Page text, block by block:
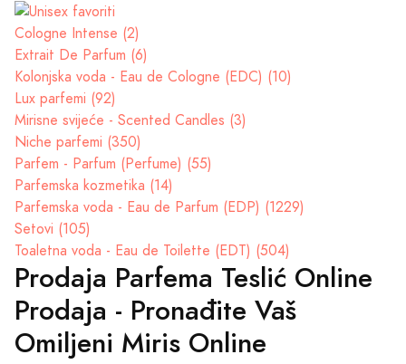
Cologne Intense (2)
Extrait De Parfum (6)
Kolonjska voda - Eau de Cologne (EDC) (10)
Lux parfemi (92)
Mirisne svijeće - Scented Candles (3)
Niche parfemi (350)
Parfem - Parfum (Perfume) (55)
Parfemska kozmetika (14)
Parfemska voda - Eau de Parfum (EDP) (1229)
Setovi (105)
Toaletna voda - Eau de Toilette (EDT) (504)
Prodaja Parfema Teslić Online
Prodaja - Pronađite Vaš
Omiljeni Miris Online